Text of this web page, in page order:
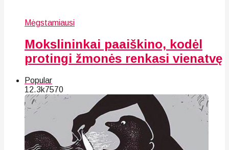
Mėgstamiausi
Mokslininkai paaiškino, kodėl
protingi žmonės renkasi vienatvę
Popular
12.3k7570